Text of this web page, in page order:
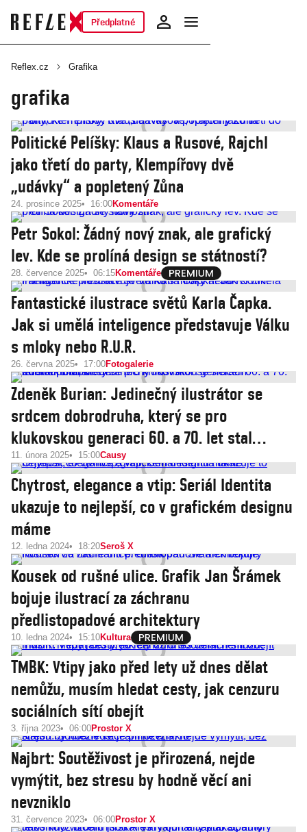
Předplatné
Reflex.cz Grafika
grafika
Politické Pelíšky: Klaus a Rusové, Rajchl
jako třetí do party, Klempířovy dvě
„udávky“ a popletený Zůna
24. prosince 2025 16:00Komentáře
Petr Sokol: Žádný nový znak, ale grafický
lev. Kde se prolíná design se státností?
28. července 2025 06:15Komentáře
Fantastické ilustrace světů Karla Čapka.
Jak si umělá inteligence představuje Válku
s mloky nebo R.U.R.
26. června 2025 17:00Fotogalerie
Zdeněk Burian: Jedinečný ilustrátor se
srdcem dobrodruha, který se pro
klukovskou generaci 60. a 70. let stal
polobohem
11. února 2025 15:00Causy
Chytrost, elegance a vtip: Seriál Identita
ukazuje to nejlepší, co v grafickém designu
máme
12. ledna 2024 18:20Seroš X
Kousek od rušné ulice. Grafik Jan Šrámek
bojuje ilustrací za záchranu
předlistopadové architektury
10. ledna 2024 15:10Kultura
TMBK: Vtipy jako před lety už dnes dělat
nemůžu, musím hledat cesty, jak cenzuru
sociálních sítí obejít
3. října 2023 06:00Prostor X
Najbrt: Soutěživost je přirozená, nejde
vymýtit, bez stresu by hodně věcí ani
nevzniklo
31. července 2023 06:00Prostor X